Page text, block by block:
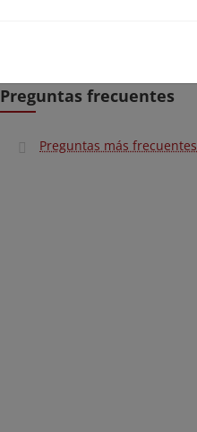
Preguntas frecuentes
Preguntas más frecuentes